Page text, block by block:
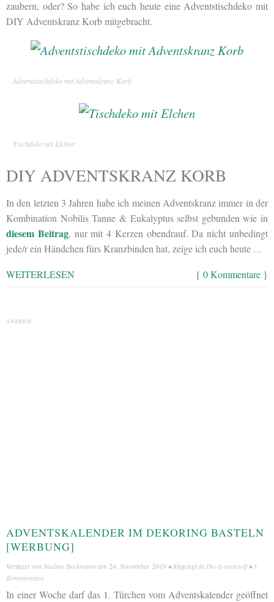
zaubern, oder? So habe ich euch heute eine Adventstischdeko mit
DIY Adventskranz Korb mitgebracht.
Adventstischdeko mit Adventskranz Korb
Tischdeko mit Elchen
DIY ADVENTSKRANZ KORB
In den letzten 3 Jahren habe ich meinen Adventskranz immer in der
Kombination Nobilis Tanne & Eukalyptus selbst gebunden wie in
diesem Beitrag, nur mit 4 Kerzen obendrauf. Da nicht unbedingt
jede/r ein Händchen fürs Kranzbinden hat, zeige ich euch heute …
WEITERLESEN { 0 Kommentare }
ANZEIGE
ADVENTSKALENDER IM DEKORING BASTELN
[WERBUNG]
Verfasst von Nadine Beckmann am 24. November 2019 • Abgelegt in Do-it-yourself• 3
Kommentare
In einer Woche darf das 1. Türchen vom Adventskalender geöffnet